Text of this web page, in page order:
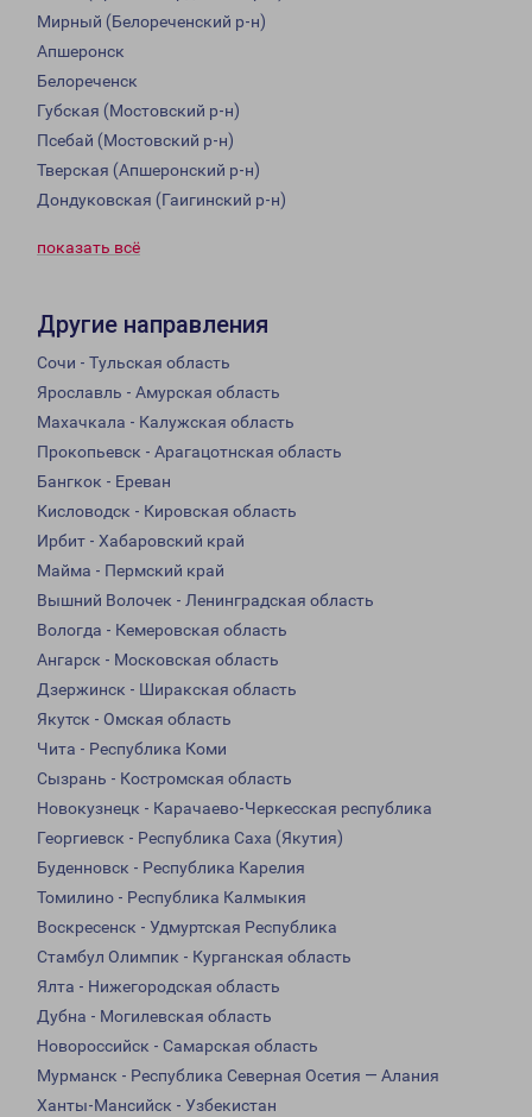
Мирный (Белореченский р-н)
Апшеронск
Белореченск
Губская (Мостовский р-н)
Псебай (Мостовский р-н)
Тверская (Апшеронский р-н)
Дондуковская (Гаигинский р-н)
показать всё
Другие направления
Сочи - Тульская область
Ярославль - Амурская область
Махачкала - Калужская область
Прокопьевск - Арагацотнская область
Бангкок - Ереван
Кисловодск - Кировская область
Ирбит - Хабаровский край
Майма - Пермский край
Вышний Волочек - Ленинградская область
Вологда - Кемеровская область
Ангарск - Московская область
Дзержинск - Ширакская область
Якутск - Омская область
Чита - Республика Коми
Сызрань - Костромская область
Новокузнецк - Карачаево-Черкесская республика
Георгиевск - Республика Саха (Якутия)
Буденновск - Республика Карелия
Томилино - Республика Калмыкия
Воскресенск - Удмуртская Республика
Стамбул Олимпик - Курганская область
Ялта - Нижегородская область
Дубна - Могилевская область
Новороссийск - Самарская область
Мурманск - Республика Северная Осетия — Алания
Ханты-Мансийск - Узбекистан